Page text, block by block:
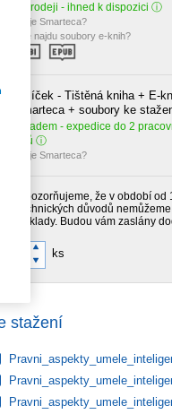
V prodeji - ihned k dispozici
Co je Smarteca?
Kde najdu soubory e-knih?
Balíček - Tištěná kniha + E-
Smarteca + soubory ke
Skladem - expedice do 2
dnů
Co je Smarteca?
Upozorňujeme, že v období od
technických důvodů
doklady. Budou vám zaslány
ks
stažení